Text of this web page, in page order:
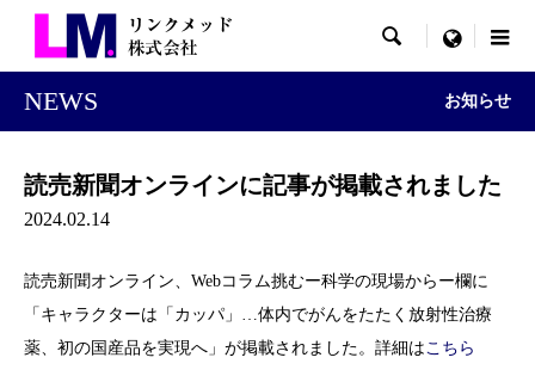
 menu
NEWS お知らせ
読売新聞オンラインに記事が掲載されました
2024.02.14
読売新聞オンライン、Webコラム挑むー科学の現場からー欄に
「キャラクターは「カッパ」…体内でがんをたたく放射性治療
薬、初の国産品を実現へ」が掲載されました。詳細はこちら